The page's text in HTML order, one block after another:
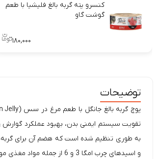
کنسرو پته گربه بالغ فلیشیا با طعم
گوشت گاو
۱۸۰,۰۰۰
توضیحات
پوچ گربه بالغ جانگل با طعم مرغ در سس (
تقویت سیستم ایمنی بدن، بهبود عملکرد
و اسیدهای چرب امگا 3 و 6 از جمله مواد مغذی موجود در این پوچ هستند که به حفظ سلامتی گربه کمک می‌کنند.